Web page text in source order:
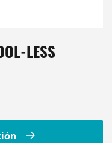
LESS